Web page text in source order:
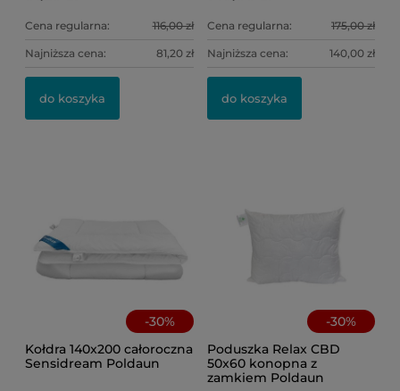
Cena regularna: 116,00 zł
Najniższa cena: 81,20 zł
do koszyka
Cena regularna: 175,00 zł
Najniższa cena: 140,00 zł
do koszyka
-30%
Kołdra 140x200 całoroczna
Sensidream Poldaun
-30%
Poduszka Relax CBD
50x60 konopna z
zamkiem Poldaun